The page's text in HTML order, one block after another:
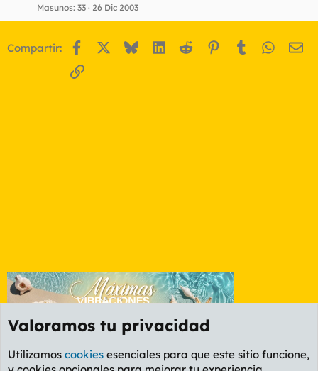
Masunos 33 26 Dic 2003
Compartir: Facebook BlueskyLinkedIn
Reddit Pinterest
Tumblr
Enlace
Valoramos tu privacidad
Utilizamos cookies esenciales para que este sitio funcione,